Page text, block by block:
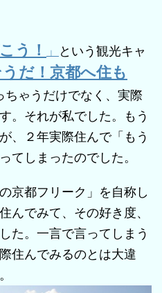
う！ 」
という観光キャ
だ！京都へ住も
ちゃうだけでなく、実際
。それが私でした。もう
、２年実際住んで「もう
てしまったのでした。
京都フリーク」を自称し
んでみて、その好き度、
た。一言で言ってしまう
住んでみるのとは大違